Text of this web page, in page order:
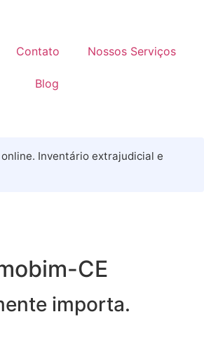
Contato Nossos Serviços
Blog
Inventário extrajudicial e
CE
importa.